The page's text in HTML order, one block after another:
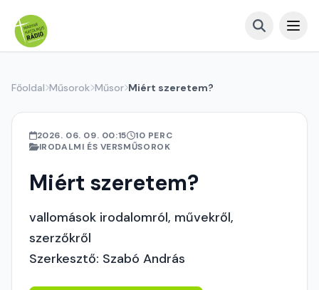
Főoldal Műsorok Műsor Miért szeretem?
2026. 06. 09. 00:15
10 PERC
IRODALMI ÉS VERSMŰSOROK
Miért szeretem?
vallomások irodalomról, művekről,
szerzőkről
Szerkesztő: Szabó András